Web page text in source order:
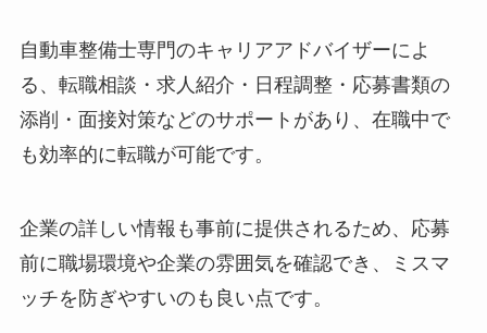
自動車整備士専門のキャリアアドバイザーによ
る、転職相談・求人紹介・日程調整・応募書類の
添削・面接対策などのサポートがあり、在職中で
も効率的に転職が可能です。
企業の詳しい情報も事前に提供されるため、応募
前に職場環境や企業の雰囲気を確認でき、ミスマ
ッチを防ぎやすいのも良い点です。